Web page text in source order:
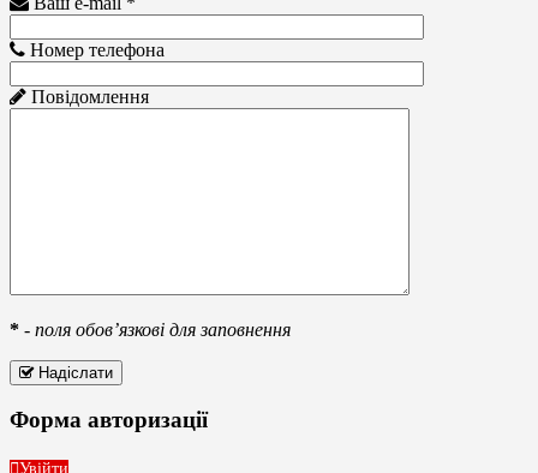
Номер телефона
Повідомлення
* - поля обов’язкові для заповнення
Надіслати
Форма авторизації
Увійти